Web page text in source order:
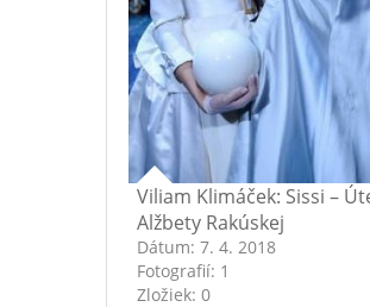
Viliam Klimáček: Sissi –
Alžbety Rakúskej
Dátum: 7. 4. 2018
Fotografií: 1
Zložiek: 0